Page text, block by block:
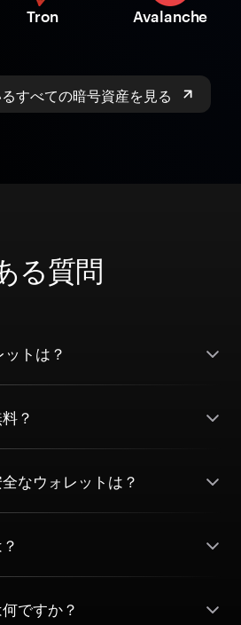
Tron Avalanche
すべての暗号資産を見る
る質問
トは？
？
なウォレットは？
ですか？